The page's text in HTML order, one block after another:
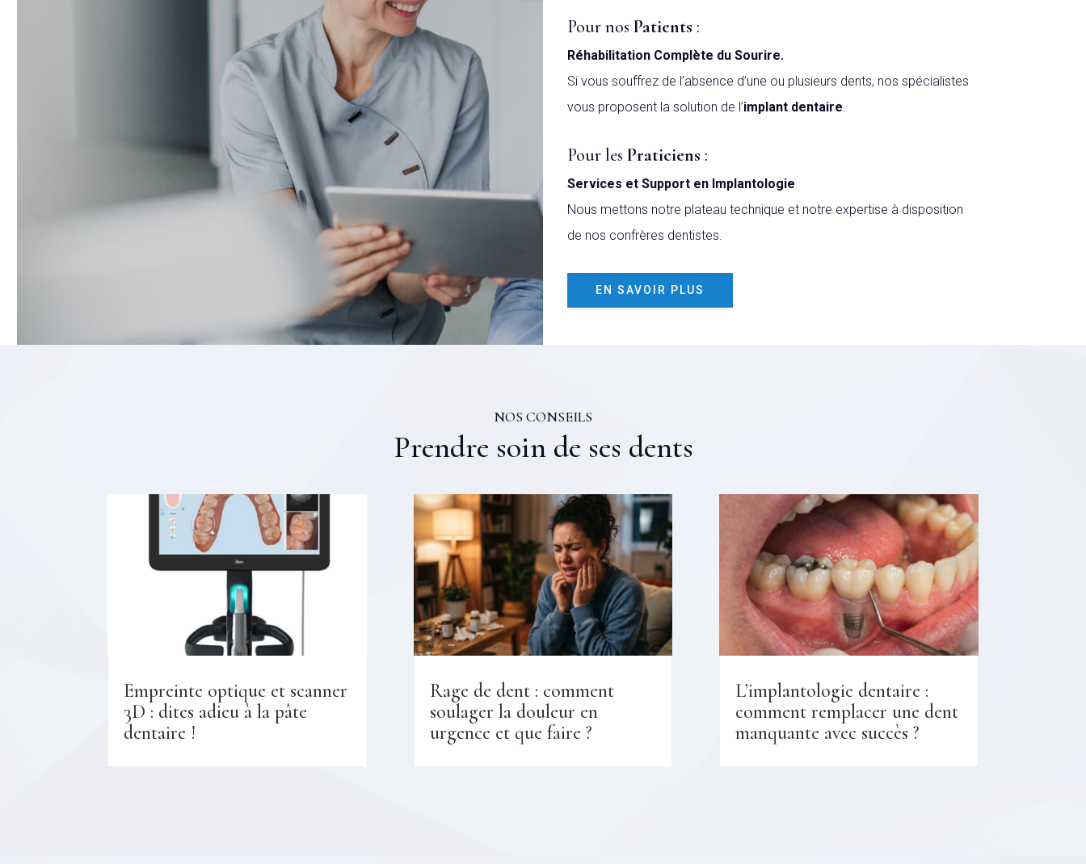
Pour nos Patients :
Réhabilitation Complète du Sourire.
Si vous souffrez de l’absence d’une ou plusieurs dents, nos spécialistes
vous proposent la solution de l’implant dentaire.
Pour les Praticiens :
Services et Support en Implantologie
Nous mettons notre plateau technique et notre expertise à disposition
de nos confrères dentistes.
EN SAVOIR PLUS
NOS CONSEILS
Prendre soin de ses dents
Empreinte optique et scanner
3D : dites adieu à la pâte
dentaire !
Rage de dent : comment
soulager la douleur en
urgence et que faire ?
L’implantologie dentaire :
comment remplacer une dent
manquante avec succès ?